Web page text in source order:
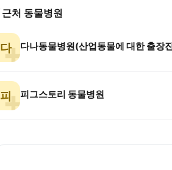
근처 동물병원
다
피 피그스토리 동물병원